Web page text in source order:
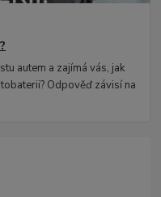
autem a zajímá vás, jak
Odpověď závisí na